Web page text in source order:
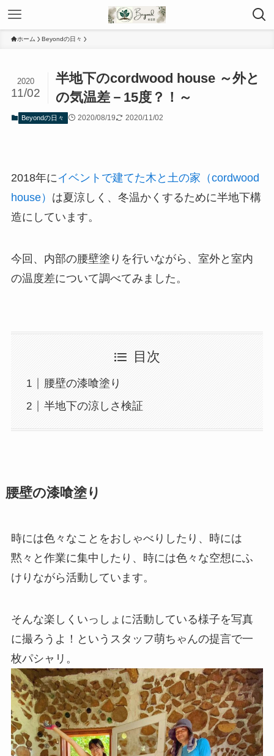
ホーム Beyondの日々
半地下のcordwood house ～外と
の気温差－15度？！～
2020
11/02
Beyondの日々 2020/08/19 2020/11/02
2018年に イベントで建てた木と土の家（cordwood
house） は夏涼しく、冬温かくするために半地下構
造にしています。
今回、内部の腰壁塗りを行いながら、室外と室内
の温度差について調べてみました。
目次
腰壁の漆喰塗り
半地下の涼しさ検証
腰壁の漆喰塗り
時には色々なことをおしゃべりしたり、時には
黙々と作業に集中したり、時には色々な空想にふ
けりながら活動しています。
そんな楽しくいっしょに活動している様子を写真
に撮ろうよ！というスタッフ萌ちゃんの提言で一
枚パシャリ。